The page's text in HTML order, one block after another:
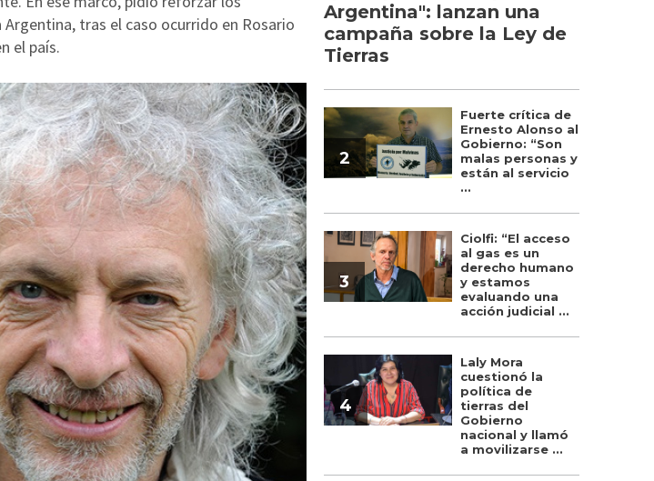
tras el caso ocurrido en Rosario
el país.
Argentina": lanzan una
campaña sobre la Ley de
Tierras
2
Fuerte crítica de
Ernesto Alonso al
Gobierno: “Son
malas personas y
están al servicio
...
3
Ciolfi: “El acceso
al gas es un
derecho humano
y estamos
evaluando una
acción judicial ...
4
Laly Mora
cuestionó la
política de
tierras del
Gobierno
nacional y llamó
a movilizarse ...